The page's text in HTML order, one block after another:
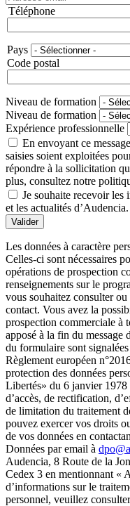
Téléphone
Adresse
Pays
Code postal
Niveau de formation
Niveau de formation
Expérience professionnelle
En envoyant ce
saisies soient exploitées
répondre à la sollicitation
plus, consultez notre
Je souhaite recevoir les
et les actualités d’Audencia.
Valider
Les données à caractère
Celles-ci sont nécessaires
opérations de prospection
renseignements sur le
vous souhaitez consulter
contact. Vous avez la
prospection commerciale à
apposé à la fin du message
du formulaire sont
Règlement européen
protection des données
Libertés» du 6 janvier
d’accès, de rectification,
de limitation du traitement
pouvez exercer vos droits
de vos données en
Données par email à
Audencia, 8 Route de la
Cedex 3 en mentionnant «
d’informations sur le
personnel, veuillez